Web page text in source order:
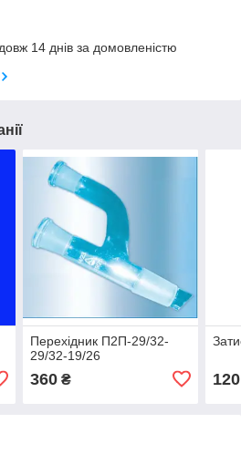
14 днів за домовленістю
Перехідник П2П-29/32-
29/32-19/26
360₴ 120